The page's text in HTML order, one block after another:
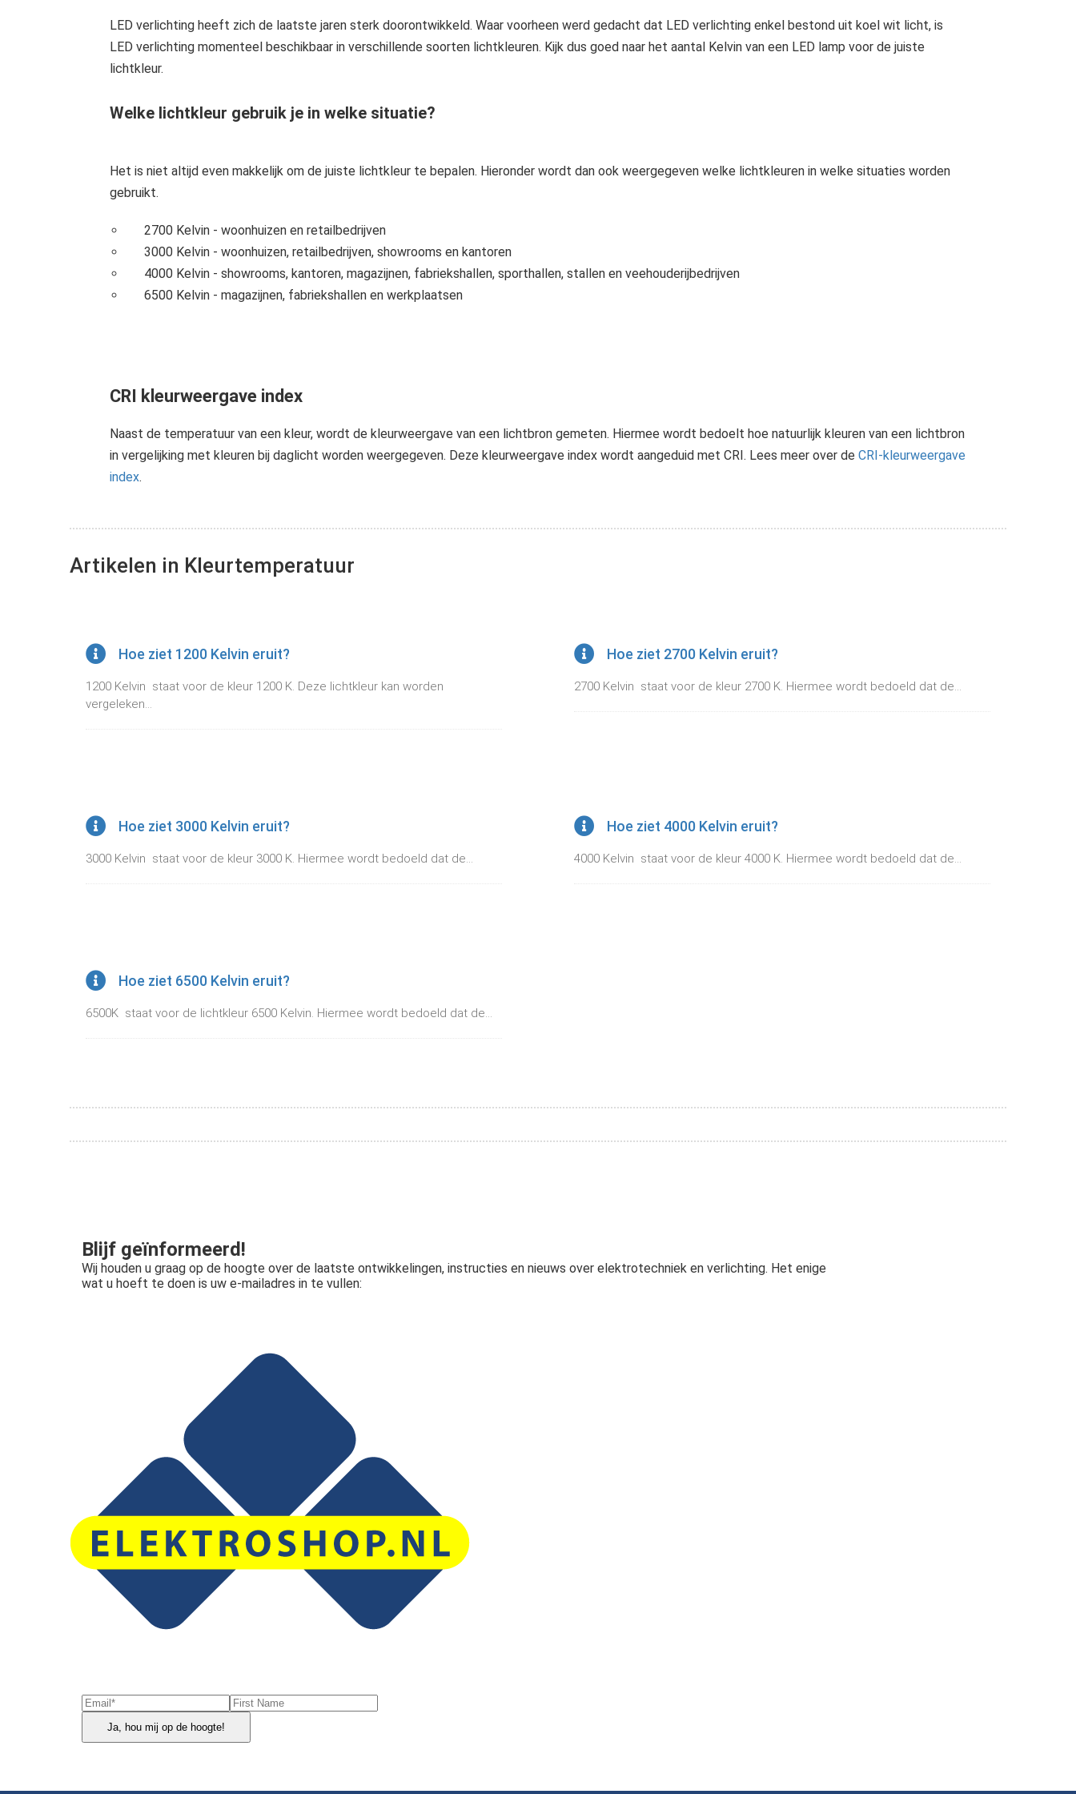
LED verlichting heeft zich de laatste jaren sterk doorontwikkeld. Waar voorheen werd gedacht dat LED verlichting enkel bestond uit koel wit licht, is
LED verlichting momenteel beschikbaar in verschillende soorten lichtkleuren. Kijk dus goed naar het aantal Kelvin van een LED lamp voor de juiste
lichtkleur.
Welke lichtkleur gebruik je in welke situatie?
Het is niet altijd even makkelijk om de juiste lichtkleur te bepalen. Hieronder wordt dan ook weergegeven welke lichtkleuren in welke situaties worden
gebruikt.
2700 Kelvin - woonhuizen en retailbedrijven
3000 Kelvin - woonhuizen, retailbedrijven, showrooms en kantoren
4000 Kelvin - showrooms, kantoren, magazijnen, fabriekshallen, sporthallen, stallen en veehouderijbedrijven
6500 Kelvin - magazijnen, fabriekshallen en werkplaatsen
CRI kleurweergave index
Naast de temperatuur van een kleur, wordt de kleurweergave van een lichtbron gemeten. Hiermee wordt bedoelt hoe natuurlijk kleuren van een lichtbron
in vergelijking met kleuren bij daglicht worden weergegeven. Deze kleurweergave index wordt aangeduid met CRI. Lees meer over de CRI-kleurweergave
index.
Artikelen in Kleurtemperatuur
Hoe ziet 1200 Kelvin eruit?
1200 Kelvin staat voor de kleur 1200 K. Deze lichtkleur kan worden
vergeleken...
Hoe ziet 2700 Kelvin eruit?
2700 Kelvin staat voor de kleur 2700 K. Hiermee wordt bedoeld dat de...
Hoe ziet 3000 Kelvin eruit?
3000 Kelvin staat voor de kleur 3000 K. Hiermee wordt bedoeld dat de...
Hoe ziet 4000 Kelvin eruit?
4000 Kelvin staat voor de kleur 4000 K. Hiermee wordt bedoeld dat de...
Hoe ziet 6500 Kelvin eruit?
6500K staat voor de lichtkleur 6500 Kelvin. Hiermee wordt bedoeld dat de...
Blijf geïnformeerd!
Wij houden u graag op de hoogte over de laatste ontwikkelingen, instructies en nieuws over elektrotechniek en verlichting. Het enige
wat u hoeft te doen is uw e-mailadres in te vullen:
Ja, hou mij op de hoogte!